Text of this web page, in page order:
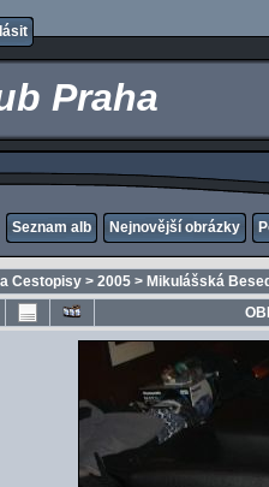
Praha
Seznam alb Nejnovější obrázky
Cestopisy > 2005 > Mikulášská